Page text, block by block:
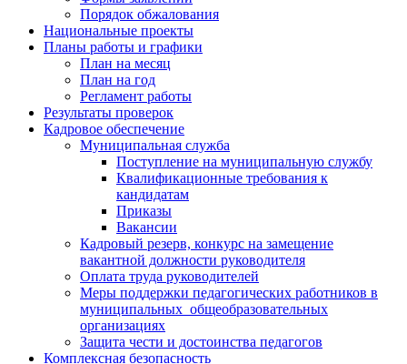
Порядок обжалования
Национальные проекты
Планы работы и графики
План на месяц
План на год
Регламент работы
Результаты проверок
Кадровое обеспечение
Муниципальная служба
Поступление на муниципальную службу
Квалификационные требования к
кандидатам
Приказы
Вакансии
Кадровый резерв, конкурс на замещение
вакантной должности руководителя
Оплата труда руководителей
Меры поддержки педагогических работников в
муниципальных общеобразовательных
организациях
Защита чести и достоинства педагогов
Комплексная безопасность